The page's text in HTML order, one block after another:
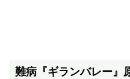
難病『ギランバレー』